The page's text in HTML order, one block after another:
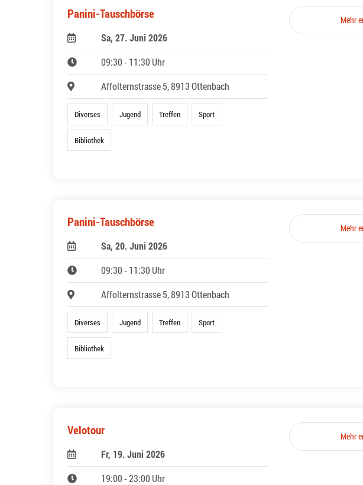
Panini-Tauschbörse
Sa, 27. Juni 2026
09:30 - 11:30 Uhr
Affolternstrasse 5, 8913 Ottenbach
Diverses Jugend Treffen Sport
Bibliothek
Mehr
Panini-Tauschbörse
Sa, 20. Juni 2026
09:30 - 11:30 Uhr
Affolternstrasse 5, 8913 Ottenbach
Diverses Jugend Treffen Sport
Bibliothek
Mehr
Velotour
Fr, 19. Juni 2026
19:00 - 23:00 Uhr
Mehr